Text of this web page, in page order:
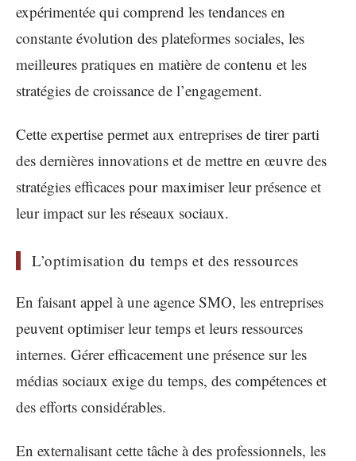
expérimentée qui comprend les tendances en
constante évolution des plateformes sociales, les
meilleures pratiques en matière de contenu et les
stratégies de croissance de l’engagement.
Cette expertise permet aux entreprises de tirer parti
des dernières innovations et de mettre en œuvre des
stratégies efficaces pour maximiser leur présence et
leur impact sur les réseaux sociaux.
L’optimisation du temps et des ressources
En faisant appel à une agence SMO, les entreprises
peuvent optimiser leur temps et leurs ressources
internes. Gérer efficacement une présence sur les
médias sociaux exige du temps, des compétences et
des efforts considérables.
En externalisant cette tâche à des professionnels, les